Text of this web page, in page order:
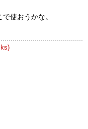
使おうかな。